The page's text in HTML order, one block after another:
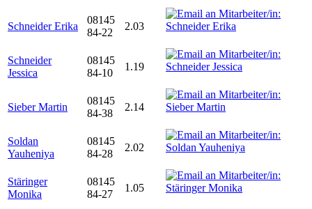
Schneider Erika
08145
84-22
2.03
Schneider
Jessica
08145
84-10
1.19
Sieber Martin
08145
84-38
2.14
Soldan
Yauheniya
08145
84-28
2.02
Stäringer
Monika
08145
84-27
1.05